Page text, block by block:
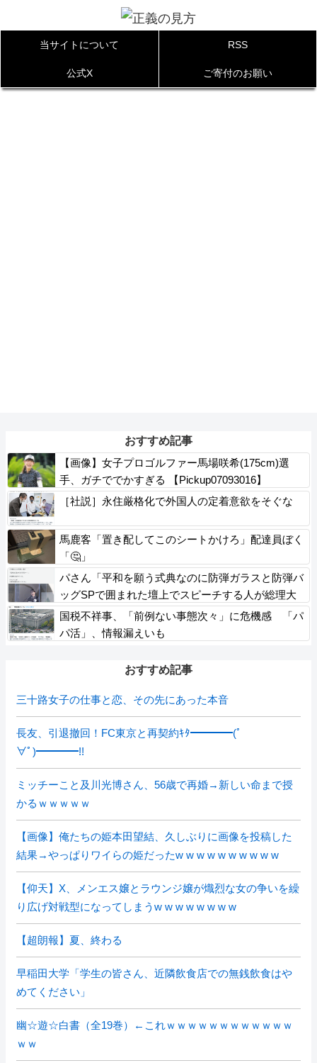
当サイトについて RSS
公式X ご寄付のお願い
おすすめ記事
【画像】女子プロゴルファー馬場咲希(175cm)選
手、ガチででかすぎる 【Pickup07093016】
［社説］永住厳格化で外国人の定着意欲をそぐな
馬鹿客「置き配してこのシートかけろ」配達員ぼく
「🤔」
パさん「平和を願う式典なのに防弾ガラスと防弾バ
ッグSPで囲まれた壇上でスピーチする人が総理大
臣」
国税不祥事、「前例ない事態次々」に危機感 「パ
パ活」、情報漏えいも
おすすめ記事
三十路女子の仕事と恋、その先にあった本音
長友、引退撤回！FC東京と再契約ｷﾀ━━━━(ﾟ
∀ﾟ)━━━━!!
ミッチーこと及川光博さん、56歳で再婚→新しい命まで授
かるｗｗｗｗｗ
【画像】俺たちの姫本田望結、久しぶりに画像を投稿した
結果→やっぱりワイらの姫だったw w w w w w w w w w
【仰天】X、メンエス嬢とラウンジ嬢が熾烈な女の争いを繰
り広げ対戦型になってしまうw w w w w w w w
【超朗報】夏、終わる
早稲田大学「学生の皆さん、近隣飲食店での無銭飲食はや
めてください」
幽☆遊☆白書（全19巻）←これｗｗｗｗｗｗｗｗｗｗｗｗ
ｗｗ